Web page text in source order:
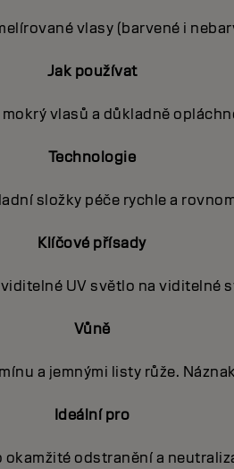
vlasy (barvené i
Jak používat
vlasů a důkladně
Technologie
složky péče rychle a
Klíčové přísady
UV světlo na viditelné
Vůně
a jemnými listy růže.
Ideální pro
odstranění a